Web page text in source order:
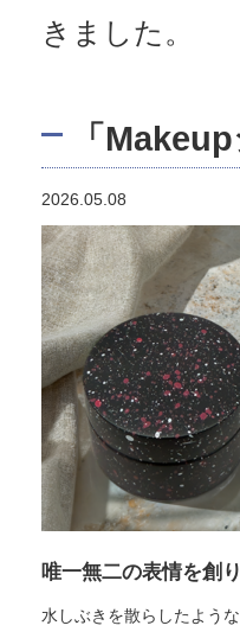
きました。
「
2026.05.08
唯一無二の表情を創
水しぶきを散らしたよう